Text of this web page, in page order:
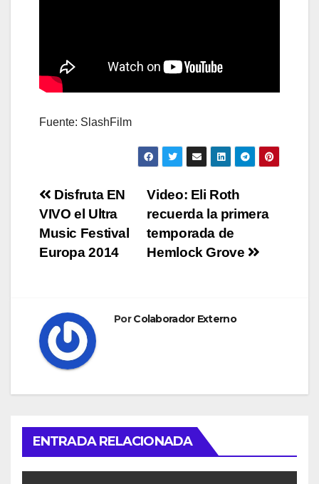
Fuente: SlashFilm
Navegación
de
entradas
Video: Eli Roth
recuerda la primera
temporada de
Hemlock Grove
Disfruta EN
VIVO el Ultra
Music Festival
Europa 2014
PorColaborador Externo
ENTRADA RELACIONADA